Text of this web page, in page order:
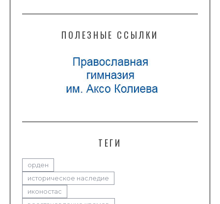
ПОЛЕЗНЫЕ ССЫЛКИ
ТЕГИ
орден
историческое наследие
иконостас